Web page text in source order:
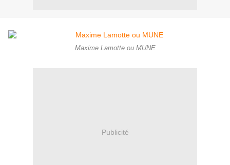
Maxime Lamotte ou MUNE
Publicité